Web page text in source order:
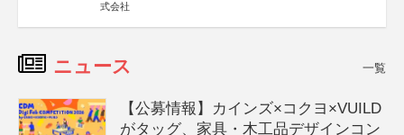
式会社
ニュース 一覧
【公募情報】カインズ×コクヨ×VUILD
がタッグ、家具・木工品デザインコン